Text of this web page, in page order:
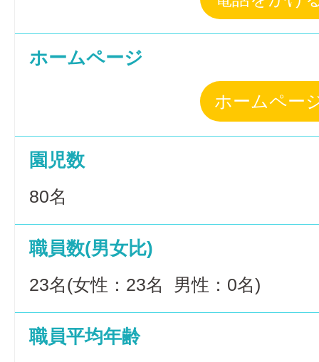
ホームページ
ホームペー
園児数
80名
職員数(男女比)
23名(女性：23名 男性：0名)
職員平均年齢